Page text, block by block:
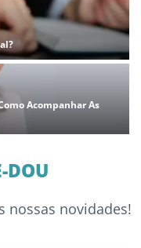
Acompanhar As
nossas novidades!